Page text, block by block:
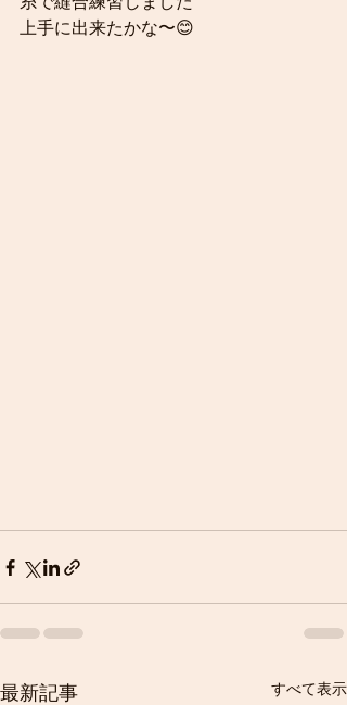
上手に出来たかな〜😊
最新記事 すべて表示